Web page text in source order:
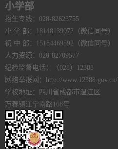
小学部
招生专线：028-82623755
小 学 部：18148139972（微信同号）
初 中 部：15184469592（微信同号）
人力资源：028-82709577
纪检监督电话：（028）12388
网络举报网：http://www.12388.gov.cn/
学校地址：四川省成都市温江区
万春镇江宁南路168号